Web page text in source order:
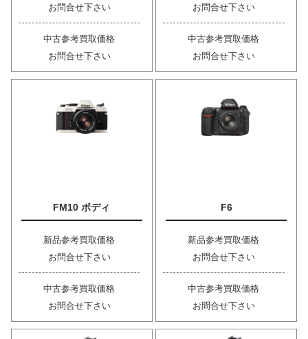
お問合せ下さい
中古参考買取価格
お問合せ下さい
お問合せ下さい
中古参考買取価格
お問合せ下さい
FM10 ボディ
新品参考買取価格
お問合せ下さい
中古参考買取価格
お問合せ下さい
F6
新品参考買取価格
お問合せ下さい
中古参考買取価格
お問合せ下さい